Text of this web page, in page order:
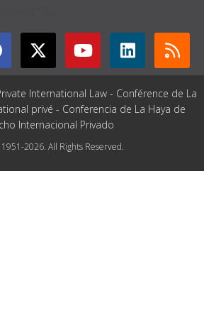
International Law - Conférence de La
privé - Conferencia de La Haya de
Internacional Privado
2026. All Rights Reserved.